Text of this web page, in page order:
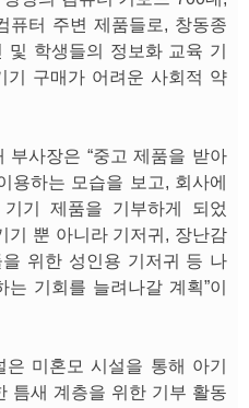
퓨터 주변 제품들로, 창동종
학생들의 정보화 교육 기
기 구매가 어려운 사회적 약
부사장은 “중고 제품을 받아
용하는 모습을 보고, 회사에
기 제품을 기부하게 되었
기 뿐 아니라 기저귀, 장난감
위한 성인용 기저귀 등 나
기회를 늘려나갈 계획”이
미혼모 시설을 통해 아기
틈새 계층을 위한 기부 활동